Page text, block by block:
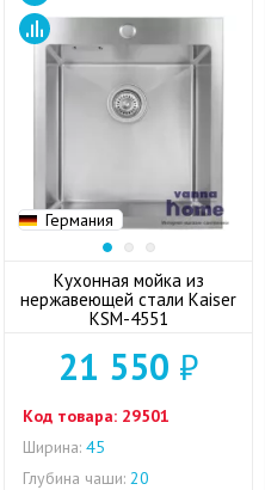
Германия
Кухонная мойка из
нержавеющей стали Kaiser
KSM-4551
21 550 ₽
Код товара: 29501
Ширина: 45
Глубина чаши: 20